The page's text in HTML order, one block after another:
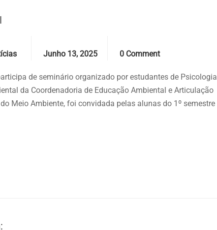
Junho 13, 2025 0 Comment
de seminário organizado por estudantes de Psicologia
da Coordenadoria de Educação Ambiental e Articulação
Meio Ambiente, foi convidada pelas alunas do 1º semestre